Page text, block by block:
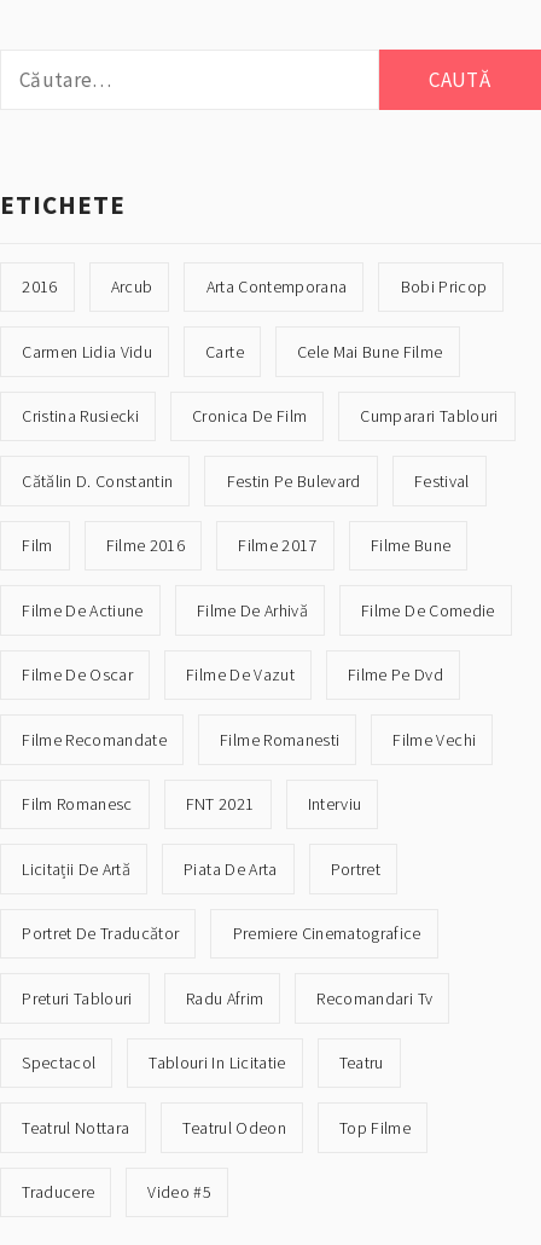
după:
ETICHETE
2016 Arcub Arta Contemporana Bobi Pricop
Carmen Lidia Vidu Carte Cele Mai Bune Filme
Cristina Rusiecki Cronica De Film Cumparari Tablouri
Cătălin D. Constantin Festin Pe Bulevard Festival
Film Filme 2016 Filme 2017 Filme Bune
Filme De Actiune Filme De Arhivă Filme De Comedie
Filme De Oscar Filme De Vazut Filme Pe Dvd
Filme Recomandate Filme Romanesti Filme Vechi
Film Romanesc FNT 2021 Interviu
Licitații De Artă Piata De Arta Portret
Portret De Traducător Premiere Cinematografice
Preturi Tablouri Radu Afrim Recomandari Tv
Spectacol Tablouri In Licitatie Teatru
Teatrul Nottara Teatrul Odeon Top Filme
Traducere Video #5